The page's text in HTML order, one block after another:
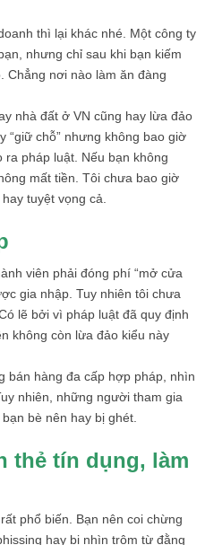
thì lại khác nhé. Một công ty
nhưng chỉ sau khi bạn kiếm
Chẳng nơi nào làm ăn đàng
nhà đất ở VN cũng hay lừa đảo
“giữ chỗ” nhưng không bao giờ
ra pháp luật. Nếu bạn không
mất tiền. Tôi chưa bao giờ
tuyệt vọng cả.
viên phải đóng phí “mở cửa
gia nhập. Tuy nhiên tôi chưa
lẽ bởi vì pháp luật đã quy định
không còn lừa đảo kiểu này
bán hàng đa cấp hợp pháp, nhìn
nhiên, những người tham gia
bè nên hay bị ghét.
thẻ tín dụng, làm
phổ biến. Bạn nên coi chừng
hay bị nhìn trộm từ đằng